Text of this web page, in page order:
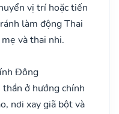
vị trí hoặc tiến
làm động Thai
và thai nhi.
Đông
ở hướng chính
nơi xay giã bột và